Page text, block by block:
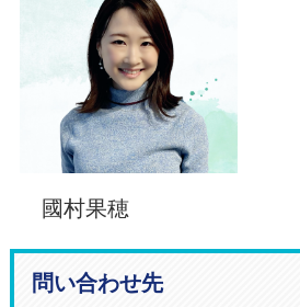
國村果穂
問い合わせ先